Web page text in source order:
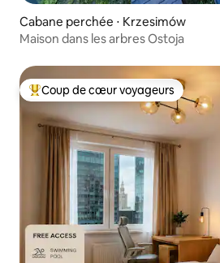
Cabane perchée ⋅ Krzesimów
Maison dans les arbres Ostoja
Coups de cœur voyageurs les plus
Coup de cœur voyageurs